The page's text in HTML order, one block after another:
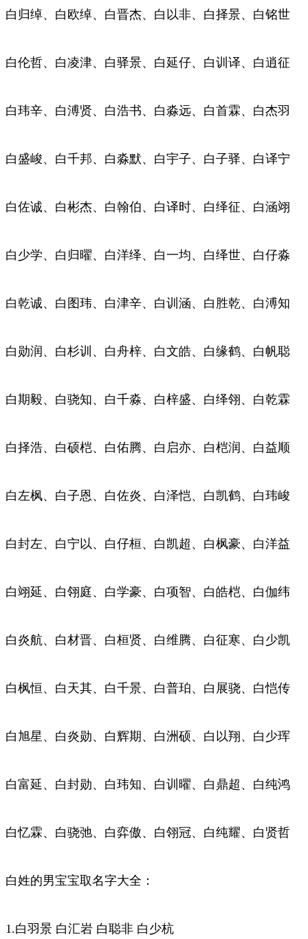
白归绰、白欧绰、白晋杰、白以非、白择景、白铭世
白伦哲、白凌津、白驿景、白延仔、白训译、白逍征
白玮辛、白溥贤、白浩书、白淼远、白首霖、白杰羽
白盛峻、白千邦、白淼默、白宇子、白子驿、白译宁
白佐诚、白彬杰、白翰伯、白译时、白绎征、白涵翊
白少学、白归曜、白洋绎、白一均、白绎世、白仔淼
白乾诚、白图玮、白津辛、白训涵、白胜乾、白溥知
白勋润、白杉训、白舟梓、白文皓、白缘鹤、白帆聪
白期毅、白骁知、白千淼、白梓盛、白绎翎、白乾霖
白择浩、白硕桤、白佑腾、白启亦、白桤润、白益顺
白左枫、白子恩、白佐炎、白泽恺、白凯鹤、白玮峻
白封左、白宁以、白仔桓、白凯超、白枫豪、白洋益
白翊延、白翎庭、白学豪、白项智、白皓桤、白伽纬
白炎航、白材晋、白桓贤、白维腾、白征寒、白少凯
白枫恒、白天其、白千景、白普珀、白展骁、白恺传
白旭星、白炎勋、白辉期、白洲硕、白以翔、白少珲
白富延、白封勋、白玮知、白训曜、白鼎超、白纯鸿
白忆霖、白骁弛、白弈傲、白翎冠、白纯耀、白贤哲
白姓的男宝宝取名字大全：
1.白羽景 白汇岩 白聪非 白少杭